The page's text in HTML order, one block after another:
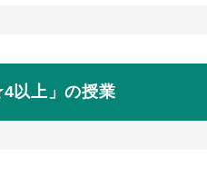
以上」の授業